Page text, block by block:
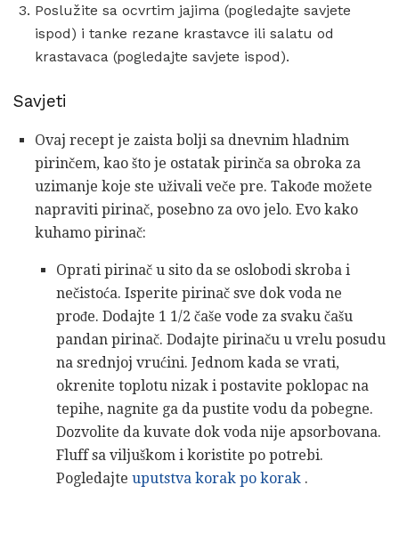
Poslužite sa ocvrtim jajima (pogledajte savjete
ispod) i tanke rezane krastavce ili salatu od
krastavaca (pogledajte savjete ispod).
Savjeti
Ovaj recept je zaista bolji sa dnevnim hladnim
pirinčem, kao što je ostatak pirinča sa obroka za
uzimanje koje ste uživali veče pre. Takođe možete
napraviti pirinač, posebno za ovo jelo. Evo kako
kuhamo pirinač:
Oprati pirinač u sito da se oslobodi skroba i
nečistoća. Isperite pirinač sve dok voda ne
prođe. Dodajte 1 1/2 čaše vode za svaku čašu
pandan pirinač. Dodajte pirinaču u vrelu posudu
na srednjoj vrućini. Jednom kada se vrati,
okrenite toplotu nizak i postavite poklopac na
tepihe, nagnite ga da pustite vodu da pobegne.
Dozvolite da kuvate dok voda nije apsorbovana.
Fluff sa viljuškom i koristite po potrebi.
Pogledajte uputstva korak po korak .